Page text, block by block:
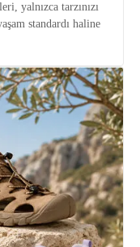
yalnızca tarzınızı
standardı haline